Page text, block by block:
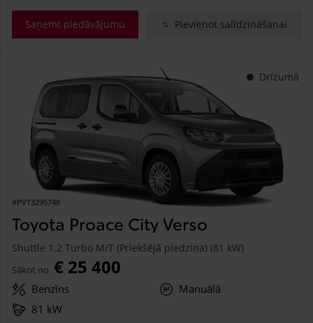
Saņemt piedāvājumu Pievienot salīdzināšanai
Drīzumā
#PVT3295748
Toyota Proace City Verso
Shuttle 1.2 Turbo M/T (Priekšējā piedziņa) (81 kW)
Sākot no € 25 400
Benzīns
Manuālā
81 kW